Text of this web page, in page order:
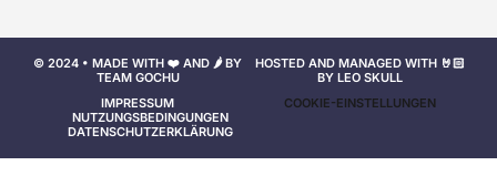
© 2024 • MADE WITH ❤️ AND 🌶️ BY
TEAM GOCHU
HOSTED AND MANAGED WITH 🤘🏻
BY LEO SKULL
IMPRESSUM
NUTZUNGSBEDINGUNGEN
DATENSCHUTZERKLÄRUNG
COOKIE-EINSTELLUNGEN